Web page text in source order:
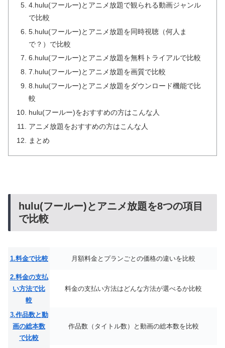
4.hulu(フールー)とアニメ放題で観られる動画ジャンル
で比較
5.hulu(フールー)とアニメ放題を同時視聴（何人ま
で？）で比較
6.hulu(フールー)とアニメ放題を無料トライアルで比較
7.hulu(フールー)とアニメ放題を画質で比較
8.hulu(フールー)とアニメ放題をダウンロード機能で比
較
hulu(フールー)をおすすめの方はこんな人
アニメ放題をおすすめの方はこんな人
まとめ
hulu(フールー)とアニメ放題を8つの項目
で比較
1.料金で比較 月額料金とプランごとの価格の違いを比較
2.料金の支払
い方法で比
較
料金の支払い方法はどんな方法が選べるか比較
3.作品数と動
画の総本数
で比較
作品数（タイトル数）と動画の総本数を比較